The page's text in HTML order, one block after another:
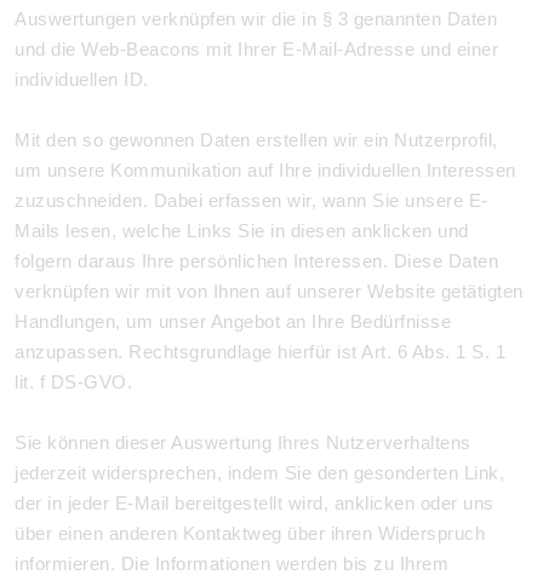
Auswertungen verknüpfen wir die in § 3 genannten Daten
und die Web-Beacons mit Ihrer E-Mail-Adresse und einer
individuellen ID.
Mit den so gewonnen Daten erstellen wir ein Nutzerprofil,
um unsere Kommunikation auf Ihre individuellen Interessen
zuzuschneiden. Dabei erfassen wir, wann Sie unsere E-
Mails lesen, welche Links Sie in diesen anklicken und
folgern daraus Ihre persönlichen Interessen. Diese Daten
verknüpfen wir mit von Ihnen auf unserer Website getätigten
Handlungen, um unser Angebot an Ihre Bedürfnisse
anzupassen. Rechtsgrundlage hierfür ist Art. 6 Abs. 1 S. 1
lit. f DS-GVO.
Sie können dieser Auswertung Ihres Nutzerverhaltens
jederzeit widersprechen, indem Sie den gesonderten Link,
der in jeder E-Mail bereitgestellt wird, anklicken oder uns
über einen anderen Kontaktweg über ihren Widerspruch
informieren. Die Informationen werden bis zu Ihrem